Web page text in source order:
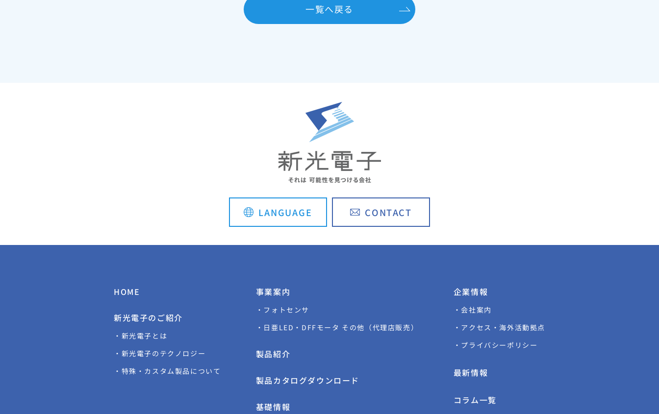
一覧へ戻る
LANGUAGE CONTACT
HOME
新光電子のご紹介
・新光電子とは
・新光電子のテクノロジー
・特殊・カスタム製品について
事業案内
・フォトセンサ
・日亜LED・DFFモータ その他（代理店販売）
製品紹介
製品カタログダウンロード
基礎情報
企業情報
・会社案内
・アクセス・海外活動拠点
・プライバシーポリシー
最新情報
コラム一覧